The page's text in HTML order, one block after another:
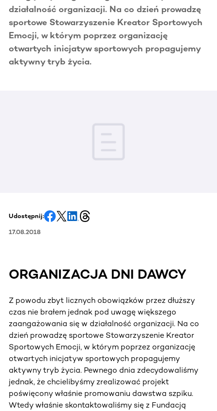
działalność organizacji. Na co dzień prowadzę
sportowe Stowarzyszenie Kreator Sportowych
Emocji, w którym poprzez organizację
otwartych inicjatyw sportowych propagujemy
aktywny tryb życia.
Udostępnij:
17.08.2018
ORGANIZACJA DNI DAWCY
Z powodu zbyt licznych obowiązków przez dłuższy
czas nie brałem jednak pod uwagę większego
zaangażowania się w działalność organizacji. Na co
dzień prowadzę sportowe Stowarzyszenie Kreator
Sportowych Emocji, w którym poprzez organizację
otwartych inicjatyw sportowych propagujemy
aktywny tryb życia. Pewnego dnia zdecydowaliśmy
jednak, że chcielibyśmy zrealizować projekt
poświęcony właśnie promowaniu dawstwa szpiku.
Wtedy właśnie skontaktowaliśmy się z Fundacją